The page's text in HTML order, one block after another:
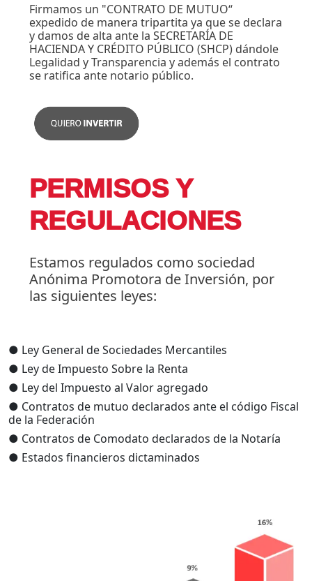
Firmamos un "CONTRATO DE MUTUO“
expedido de manera tripartita ya que se declara
y damos de alta ante la SECRETARÍA DE
HACIENDA Y CRÉDITO PÚBLICO (SHCP) dándole
Legalidad y Transparencia y además el contrato
se ratifica ante notario público.
PERMISOS Y
REGULACIONES
Estamos regulados como sociedad
Anónima Promotora de Inversión, por
las siguientes leyes:
● Ley General de Sociedades Mercantiles
● Ley de Impuesto Sobre la Renta
● Ley del Impuesto al Valor agregado
● Contratos de mutuo declarados ante el código Fiscal
de la Federación
● Contratos de Comodato declarados de la Notaría
● Estados financieros dictaminados